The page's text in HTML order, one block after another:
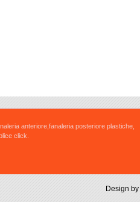
anteriore,fanaleria posteriore plastiche,
click.
Design by